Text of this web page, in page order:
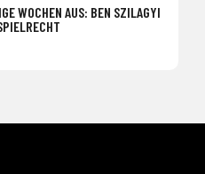
WOCHEN AUS: BEN SZILAGYI